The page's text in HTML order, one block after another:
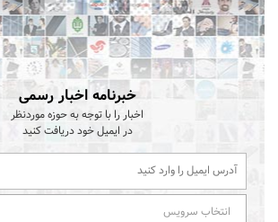
خبرنامه اخبار رسمی
اخبار را با توجه به حوزه موردنظر
در ایمیل خود دریافت کنید
انتخاب سرویس